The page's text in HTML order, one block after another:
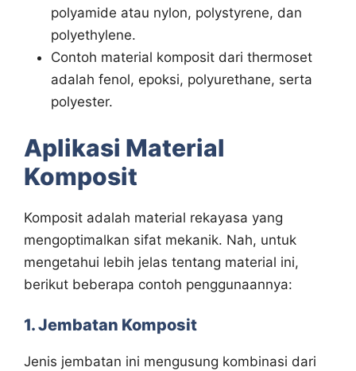
polyamide atau nylon, polystyrene, dan
polyethylene.
Contoh material komposit dari thermoset
adalah fenol, epoksi, polyurethane, serta
polyester.
Aplikasi Material
Komposit
Komposit adalah material rekayasa yang
mengoptimalkan sifat mekanik. Nah, untuk
mengetahui lebih jelas tentang material ini,
berikut beberapa contoh penggunaannya:
1. Jembatan Komposit
Jenis jembatan ini mengusung kombinasi dari